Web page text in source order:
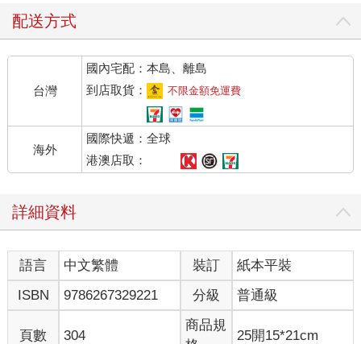
是日本戰後、狹小住宅風潮時期的現代主義建築師，以機能主義
風格，「日式摩登」的空間讓人印象深刻。而「輕井澤皇家王子
大飯店」的均值比例、細膩分割，就像是用現代語彙重新解讀迴
廊空間、等分柱列等日本傳統建築空間的新手法。
走進大廳，室內氳著柔黃的燈光，紅磚牆面搭配著黑色型鋼，溫
暖卻不失個性；空間裡偶爾看見「那個時代」裡稍嫌華麗的妝
點，卻不顯得庸俗，反而有些高貴。客房內雅致的擺飾與配色、
現代建築主義時代的經典家具，散發著洗練復古的氛圍。大片玻
璃窗外除了遼闊草原外，淺間山的壯麗美景也一併收進眼底。前
友一同探訪，但以往總是前往相同的地方、看相同的風景──而此
地跨過草地、越過小湖後所看見的淺間山景，與過往不同的輕井
澤風光，讓我感覺充滿新意。稍微整頓後，爬下旋轉梯、遊走在
黑色柱廊，漫步於整棟建築，能發現好多清家清設計的小細節。
早晨前往湖畔餐廳時，穿過有著美麗光影的玻璃磚走廊，方形大
屋頂的大餐廳三面開著大窗，天花板上複雜桁架與燈光的搭配相
當引人注目。我們坐在被紅磚包圍住的沙發上，看著窗外的湖泊
與森林，享用美味早餐，開啟美好一日。
配送方式
台灣
國內宅配：本島、離島
到店取貨：
不限金額免運費
海外
國際快遞：全球
港澳店取：
詳細資料
語言 中文繁體 裝訂
紙本平裝
ISBN
9786267329221 分級 普通級
頁數 304
商品規
25開15*21cm